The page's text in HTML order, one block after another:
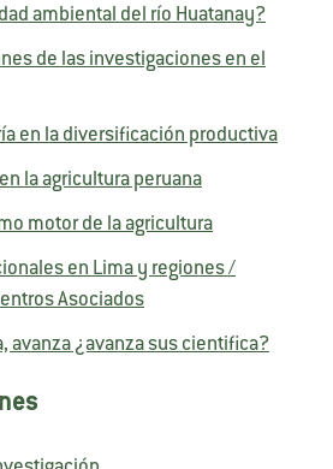
ambiental del río Huatanay?
de las investigaciones en el
en la diversificación productiva
la agricultura peruana
motor de la agricultura
en Lima y regiones /
Asociados
avanza ¿avanza sus cientifica?